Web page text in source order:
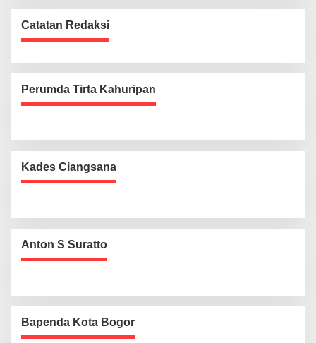
Catatan Redaksi
Perumda Tirta Kahuripan
Kades Ciangsana
Anton S Suratto
Bapenda Kota Bogor